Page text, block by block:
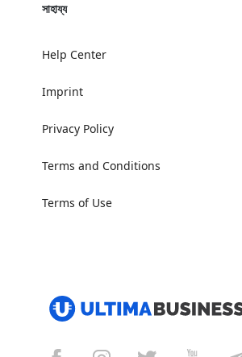
সাহায্য
Help Center
Imprint
Privacy Policy
Terms and Conditions
Terms of Use